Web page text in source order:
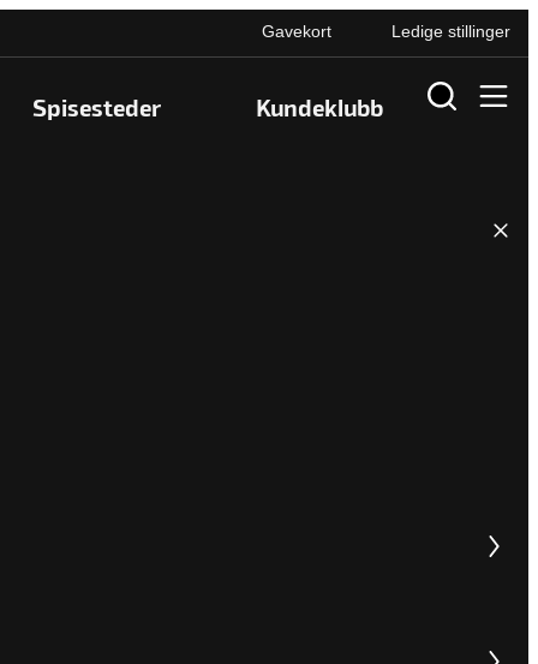
Gavekort Ledige stillinger
Spisesteder Kundeklubb